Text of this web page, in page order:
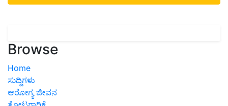
Browse
Home
ಸುದ್ದಿಗಳು
ಆರೋಗ್ಯ ಜೀವನ